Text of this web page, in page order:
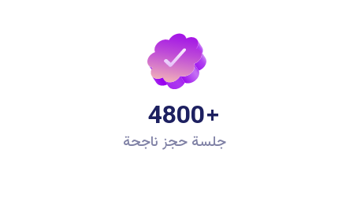
4800
جلسة حجز ناجحة